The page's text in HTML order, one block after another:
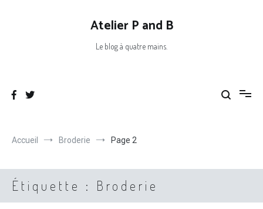
Atelier P and B
Le blog à quatre mains.
Accueil Broderie Page 2
Étiquette : Broderie